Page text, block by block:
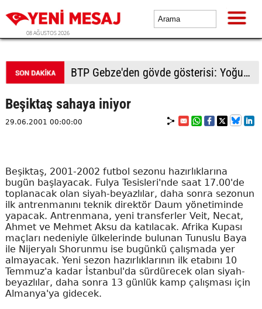
08 AĞUSTOS 2026
BTP Gebze'den gövde gösterisi: Yoğun katılımla yeni üyeler rozetlerini taktı
Beşiktaş sahaya iniyor
29.06.2001 00:00:00
Beşiktaş, 2001-2002 futbol sezonu hazırlıklarına
bugün başlayacak. Fulya Tesisleri'nde saat 17.00'de
toplanacak olan siyah-beyazlılar, daha sonra sezonun
ilk antrenmanını teknik direktör Daum yönetiminde
yapacak. Antrenmana, yeni transferler Veit, Necat,
Ahmet ve Mehmet Aksu da katılacak. Afrika Kupası
maçları nedeniyle ülkelerinde bulunan Tunuslu Baya
ile Nijeryalı Shorunmu ise bugünkü çalışmada yer
almayacak. Yeni sezon hazırlıklarının ilk etabını 10
Temmuz'a kadar İstanbul'da sürdürecek olan siyah-
beyazlılar, daha sonra 13 günlük kamp çalışması için
Almanya'ya gidecek.